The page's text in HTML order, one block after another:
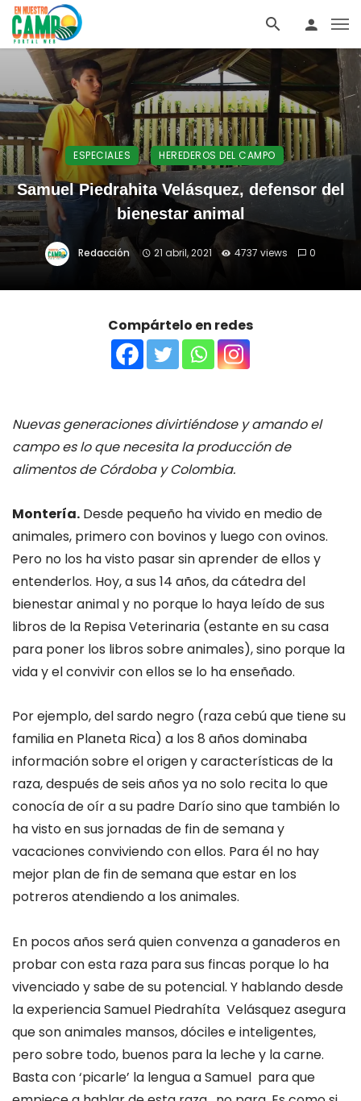
ESPECIALES HEREDEROS DEL CAMPO
Samuel Piedrahita Velásquez, defensor del
bienestar animal
Redacción 21 abril, 2021 4737 views 0
Compártelo en redes
Nuevas generaciones divirtiéndose y amando el
campo es lo que necesita la producción de
alimentos de Córdoba y Colombia.
Montería. Desde pequeño ha vivido en medio de
animales, primero con bovinos y luego con ovinos.
Pero no los ha visto pasar sin aprender de ellos y
entenderlos. Hoy, a sus 14 años, da cátedra del
bienestar animal y no porque lo haya leído de sus
libros de la Repisa Veterinaria (estante en su casa
para poner los libros sobre animales), sino porque la
vida y el convivir con ellos se lo ha enseñado.
Por ejemplo, del sardo negro (raza cebú que tiene su
familia en Planeta Rica) a los 8 años dominaba
información sobre el origen y características de la
raza, después de seis años ya no solo recita lo que
conocía de oír a su padre Darío sino que también lo
ha visto en sus jornadas de fin de semana y
vacaciones conviviendo con ellos. Para él no hay
mejor plan de fin de semana que estar en los
potreros atendiendo a los animales.
En pocos años será quien convenza a ganaderos en
probar con esta raza para sus fincas porque lo ha
vivenciado y sabe de su potencial. Y hablando desde
la experiencia Samuel Piedrahíta Velásquez asegura
que son animales mansos, dóciles e inteligentes,
pero sobre todo, buenos para la leche y la carne.
Basta con ‘picarle’ la lengua a Samuel para que